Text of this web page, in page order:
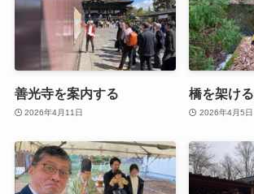
善光寺を案内する
2026年4月11日
橋を架ける
2026年4月5日